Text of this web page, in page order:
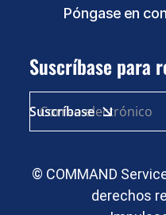
Póngase en
Suscríbase para
© COMMAND
derechos